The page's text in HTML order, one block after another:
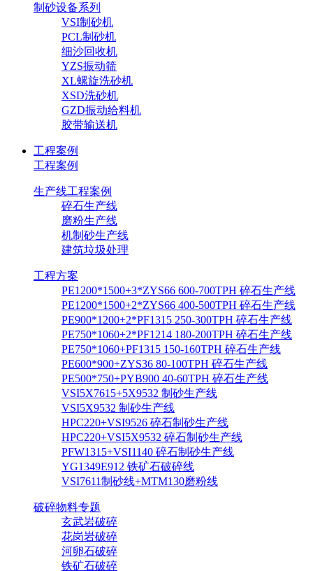
制砂设备系列
VSI制砂机
PCL制砂机
细沙回收机
YZS振动筛
XL螺旋洗砂机
XSD洗砂机
GZD振动给料机
胶带输送机
工程案例
工程案例
生产线工程案例
碎石生产线
磨粉生产线
机制砂生产线
建筑垃圾处理
工程方案
PE1200*1500+3*ZYS66 600-700TPH 碎石生产线
PE1200*1500+2*ZYS66 400-500TPH 碎石生产线
PE900*1200+2*PF1315 250-300TPH 碎石生产线
PE750*1060+2*PF1214 180-200TPH 碎石生产线
PE750*1060+PF1315 150-160TPH 碎石生产线
PE600*900+ZYS36 80-100TPH 碎石生产线
PE500*750+PYB900 40-60TPH 碎石生产线
VSI5X7615+5X9532 制砂生产线
VSI5X9532 制砂生产线
HPC220+VSI9526 碎石制砂生产线
HPC220+VSI5X9532 碎石制砂生产线
PFW1315+VSI1140 碎石制砂生产线
YG1349E912 铁矿石破碎线
VSI7611制砂线+MTM130磨粉线
破碎物料专题
玄武岩破碎
花岗岩破碎
河卵石破碎
铁矿石破碎